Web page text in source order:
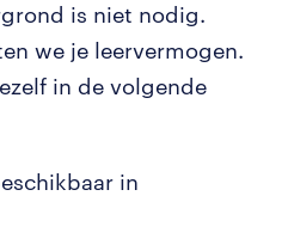
is niet nodig.
we je leervermogen.
in de volgende
in